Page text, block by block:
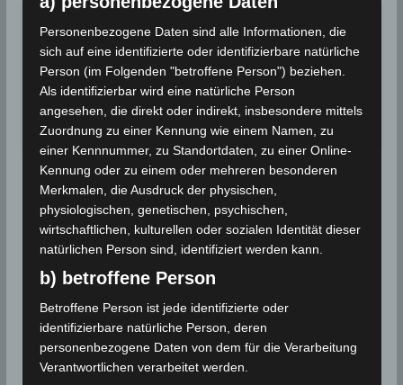
2018
Für einen August ungewöhnliche
starke Niederschläge
Für einen August ungewöhnliche starke
Niederschläge werden in einigen Regionen…
Wettergeschehen (Meteorologie) Weiterlesen
Personenbezogene Daten sind alle Informationen, die
sich auf eine identifizierte oder identifizierbare natürliche
Person (im Folgenden "betroffene Person") beziehen.
Als identifizierbar wird eine natürliche Person
angesehen, die direkt oder indirekt, insbesondere mittels
Zuordnung zu einer Kennung wie einem Namen, zu
einer Kennnummer, zu Standortdaten, zu einer Online-
Kennung oder zu einem oder mehreren besonderen
Merkmalen, die Ausdruck der physischen,
physiologischen, genetischen, psychischen,
wirtschaftlichen, kulturellen oder sozialen Identität dieser
natürlichen Person sind, identifiziert werden kann.
b) betroffene Person
Betroffene Person ist jede identifizierte oder
identifizierbare natürliche Person, deren
personenbezogene Daten von dem für die Verarbeitung
Verantwortlichen verarbeitet werden.